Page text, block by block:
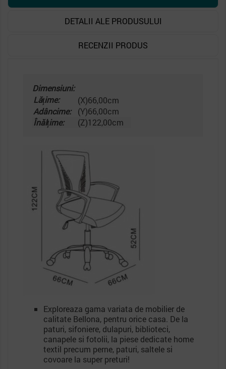
DETALII ALE PRODUSULUI
RECENZII PRODUS
Dimensiuni:
Lățime:
(X)66,00cm
Adâncime:
(Y)66,00cm
Înălțime:
(Z)122,00cm
Exploreaza gama variata de mobilier de
calitate Bellona, pentru orice casa. De la
paturi, sifoniere, dulapuri, biblioteci,
canapele si fotolii, la piese dedicate home
textil precum perne, paturi, saltele si
covoare la super preturi!